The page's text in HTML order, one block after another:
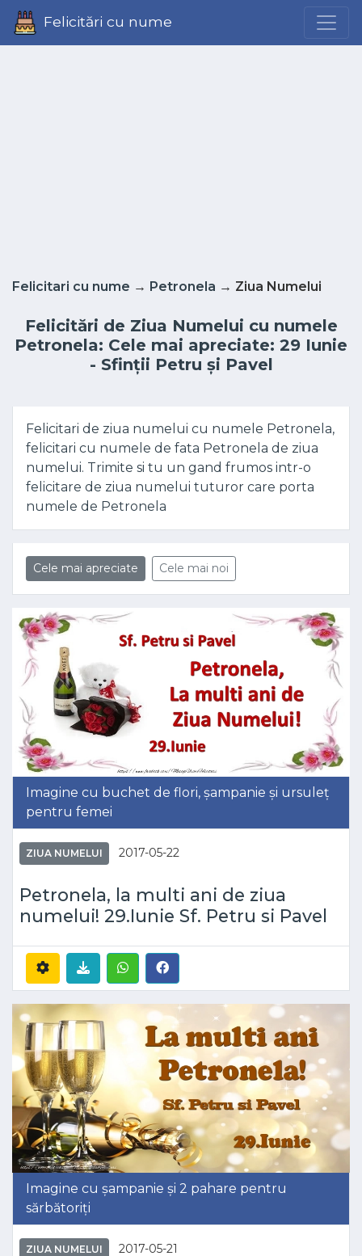
Felicitări cu nume
Felicitari cu nume → Petronela → Ziua Numelui
Felicitări de Ziua Numelui cu numele
Petronela: Cele mai apreciate: 29 Iunie
- Sfinții Petru și Pavel
Felicitari de ziua numelui cu numele Petronela,
felicitari cu numele de fata Petronela de ziua
numelui. Trimite si tu un gand frumos intr-o
felicitare de ziua numelui tuturor care porta
numele de Petronela
Cele mai apreciate Cele mai noi
Imagine cu buchet de flori, șampanie și ursuleț
pentru femei
ZIUA NUMELUI 2017-05-22
Petronela, la multi ani de ziua
numelui! 29.Iunie Sf. Petru si Pavel
Imagine cu șampanie și 2 pahare pentru
sărbătoriți
ZIUA NUMELUI 2017-05-21